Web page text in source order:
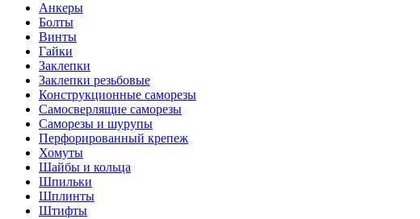
Анкеры
Болты
Винты
Гайки
Заклепки
Заклепки резьбовые
Конструкционные саморезы
Самосверлящие саморезы
Саморезы и шурупы
Перфорированный крепеж
Хомуты
Шайбы и кольца
Шпильки
Шплинты
Штифты